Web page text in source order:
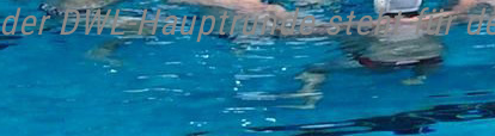
DWL-Hauptrunde steht für